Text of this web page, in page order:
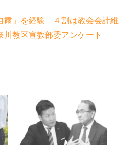
粛」を経験 ４割は教会会計維
教区宣教部委アンケート